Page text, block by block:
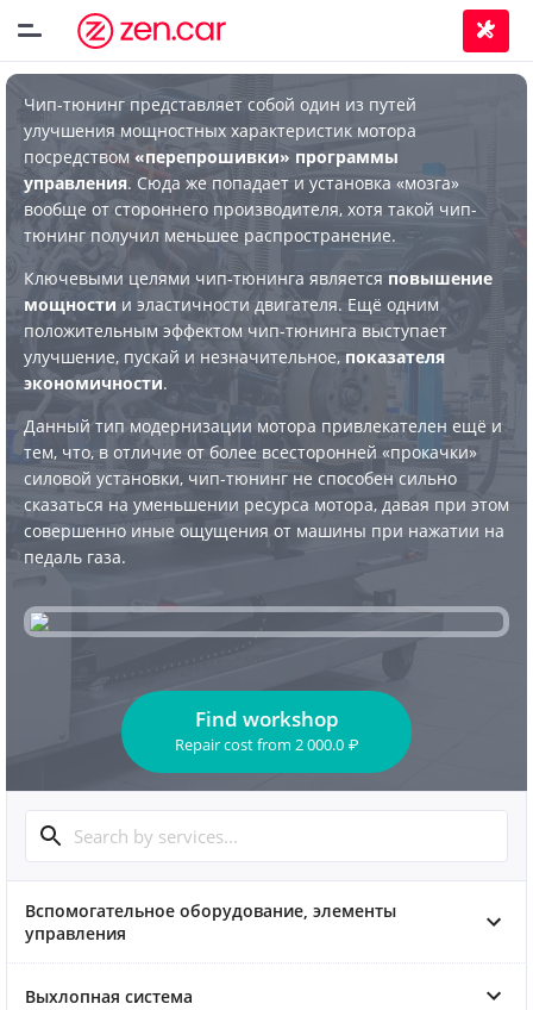
Чип-тюнинг представляет собой один из путей
улучшения мощностных характеристик мотора
посредством «перепрошивки» программы
управления. Сюда же попадает и установка «мозга»
вообще от стороннего производителя, хотя такой чип-
тюнинг получил меньшее распространение.
Ключевыми целями чип-тюнинга является повышение
мощности и эластичности двигателя. Ещё одним
положительным эффектом чип-тюнинга выступает
улучшение, пускай и незначительное, показателя
экономичности.
Данный тип модернизации мотора привлекателен ещё и
тем, что, в отличие от более всесторонней «прокачки»
силовой установки, чип-тюнинг не способен сильно
сказаться на уменьшении ресурса мотора, давая при этом
совершенно иные ощущения от машины при нажатии на
педаль газа.
Find workshop
Repair costfrom 2 000.0 ₽
Вспомогательное оборудование, элементы
управления
Выхлопная система